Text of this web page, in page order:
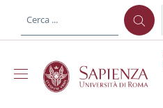
al contenuto principale